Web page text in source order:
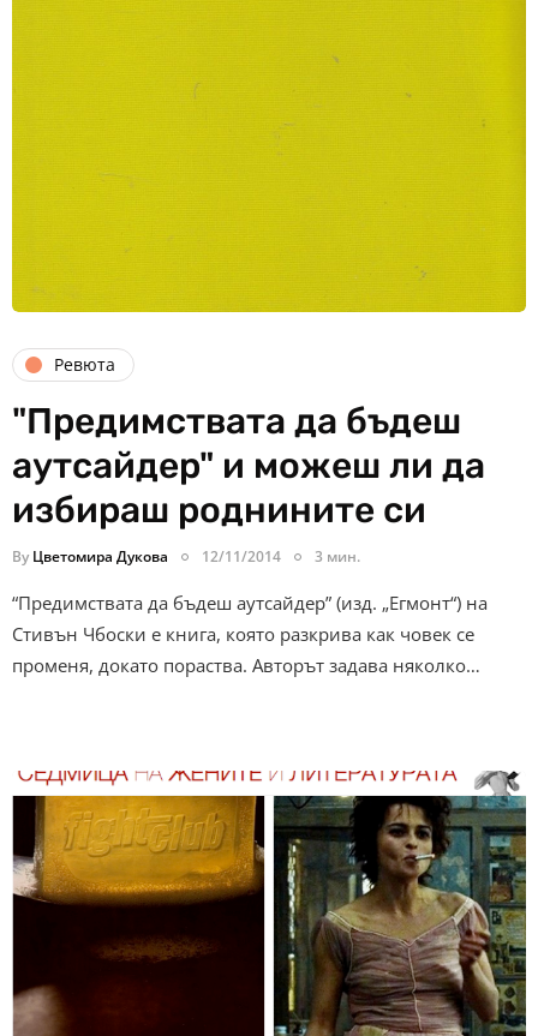
Ревюта
"Предимствата да бъдеш
аутсайдер" и можеш ли да
избираш роднините си
By Цветомира Дукова 12/11/2014 3 мин.
“Предимствата да бъдеш аутсайдер” (изд. „Егмонт“) на
Стивън Чбоски е книга, която разкрива как човек се
променя, докато пораства. Авторът задава няколко…